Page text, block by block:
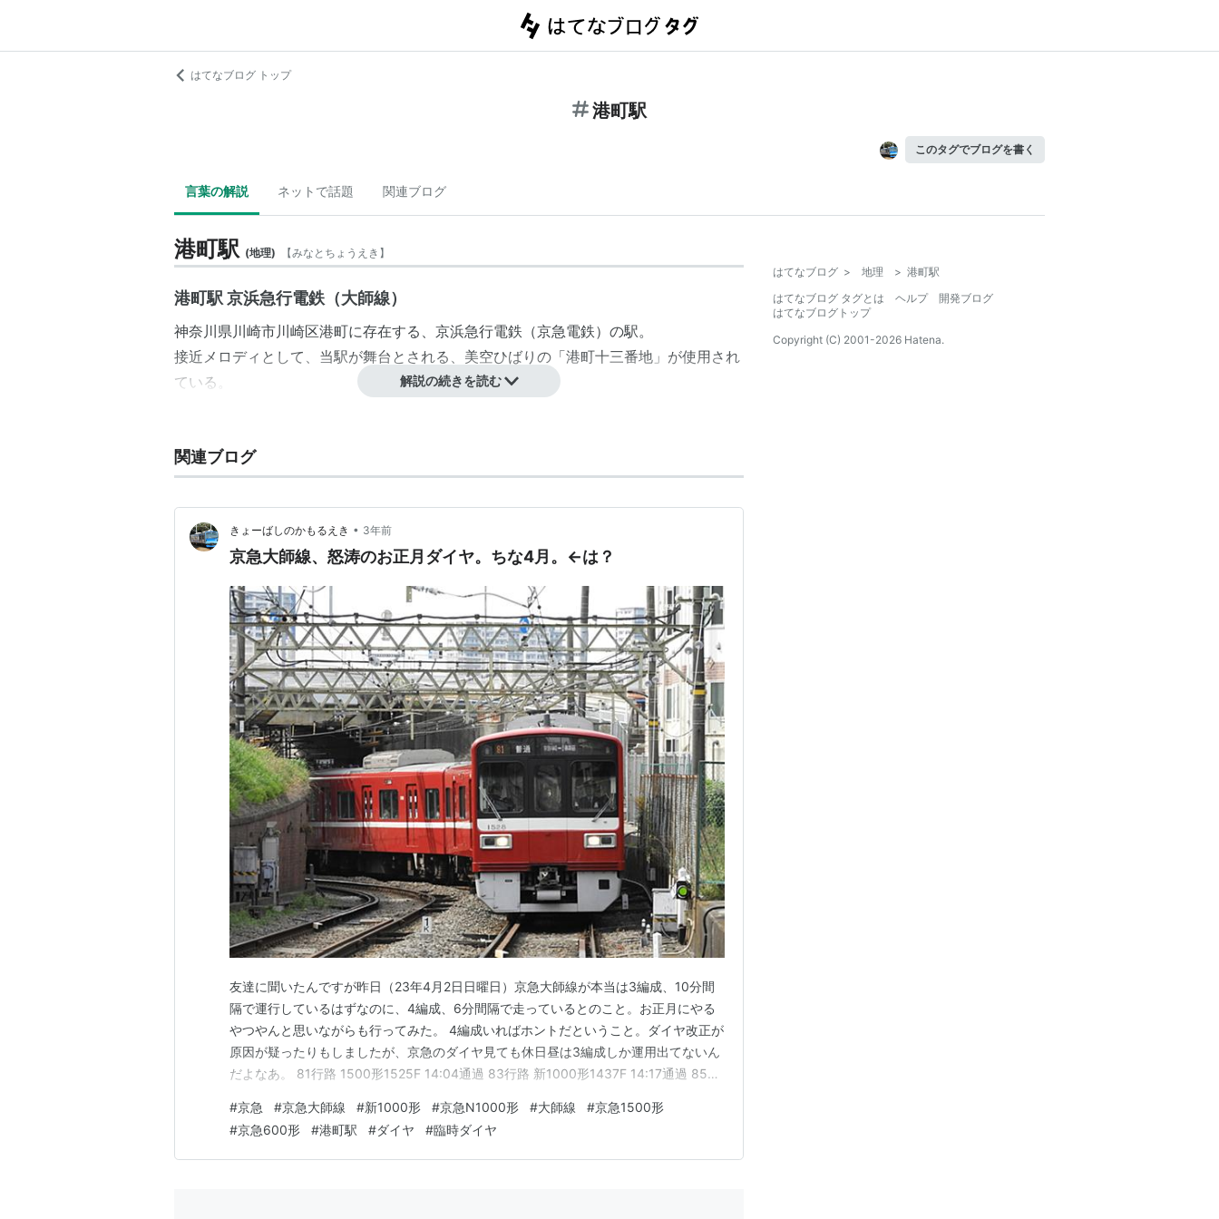
はてなブログ トップ
港町駅
このタグでブログを書く
言葉の解説 ネットで話題 関連ブログ
港町駅 (地理) 【みなとちょうえき 】
港町駅 京浜急行電鉄（大師線）
神奈川県川崎市川崎区港町に存在する、 京浜急行電鉄 （京急電鉄）の駅。
接近メロディとして、当駅が舞台とされる、 美空ひばり の「港町十三番地 」が使用され
ている。
京急川崎駅
島新田駅
○リスト：駅キーワード
解説の続きを読む
関連ブログ
きょーばしのかもるえき • 3年前
京急大師線、怒涛のお正月ダイヤ。ちな4月。←は？
友達に聞いたんですが昨日（23年4月2日日曜日）京急大師線が本当は3編成、10分間
隔で運行しているはずなのに、4編成、6分間隔で走っているとのこと。お正月にやる
やつやんと思いながらも行ってみた。 4編成いればホントだということ。ダイヤ改正が
原因が疑ったりもしましたが、京急のダイヤ見ても休日昼は3編成しか運用出てないん
だよなあ。 81行路 1500形1525F 14:04通過 83行路 新1000形1437F 14:17通過 85行
路14:04 ↓ 85行路14:11 ↓ 83行路14…
#京急 #京急大師線 #新1000形 #京急N1000形 #大師線 #京急1500形
#京急600形 #港町駅 #ダイヤ #臨時ダイヤ
はてなブログ > 地理 > 港町駅
はてなブログ タグとは
ヘルプ
開発ブログ
はてなブログトップ
Copyright (C) 2001-2026 Hatena.